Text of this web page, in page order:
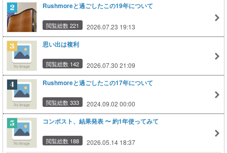
Rushmoreと過ごしたこの19年について
閲覧総数 221 2026.07.23 19:13
思い出は複利
閲覧総数 142 2026.07.30 21:09
Rushmoreと過ごしたこの17年について
閲覧総数 333 2024.09.02 00:00
コンポスト、結果発表 〜 約1年使ってみて
閲覧総数 188 2026.05.14 18:37